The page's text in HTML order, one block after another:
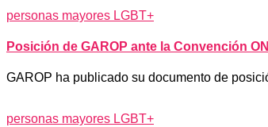
personas mayores LGBT+
Posición de GAROP ante la Convención
GAROP ha publicado su documento de
personas mayores LGBT+